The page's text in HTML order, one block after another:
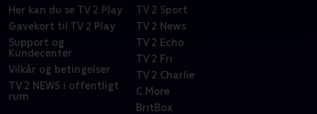
Her kan du se TV 2 Play
Gavekort til TV 2 Play
Support og
Kundecenter
Vilkår og betingelser
TV 2 NEWS i offentligt
rum
TV 2 Sport
TV 2 News
TV 2 Echo
TV 2 Fri
TV 2 Charlie
C More
BritBox